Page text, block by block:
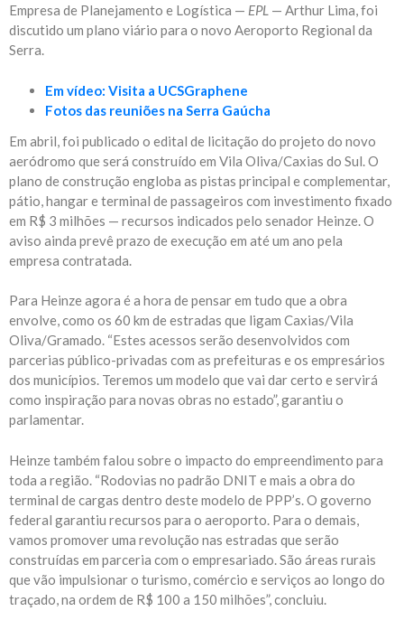
Empresa de Planejamento e Logística — EPL — Arthur Lima, foi
discutido um plano viário para o novo Aeroporto Regional da
Serra.
Em vídeo: Visita a UCSGraphene
Fotos das reuniões na Serra Gaúcha
Em abril, foi publicado o edital de licitação do projeto do novo
aeródromo que será construído em Vila Oliva/Caxias do Sul. O
plano de construção engloba as pistas principal e complementar,
pátio, hangar e terminal de passageiros com investimento fixado
em R$ 3 milhões — recursos indicados pelo senador Heinze. O
aviso ainda prevê prazo de execução em até um ano pela
empresa contratada.
Para Heinze agora é a hora de pensar em tudo que a obra
envolve, como os 60 km de estradas que ligam Caxias/Vila
Oliva/Gramado. “Estes acessos serão desenvolvidos com
parcerias público-privadas com as prefeituras e os empresários
dos municípios. Teremos um modelo que vai dar certo e servirá
como inspiração para novas obras no estado”, garantiu o
parlamentar.
Heinze também falou sobre o impacto do empreendimento para
toda a região. “Rodovias no padrão DNIT e mais a obra do
terminal de cargas dentro deste modelo de PPP’s. O governo
federal garantiu recursos para o aeroporto. Para o demais,
vamos promover uma revolução nas estradas que serão
construídas em parceria com o empresariado. São áreas rurais
que vão impulsionar o turismo, comércio e serviços ao longo do
traçado, na ordem de R$ 100 a 150 milhões”, concluiu.